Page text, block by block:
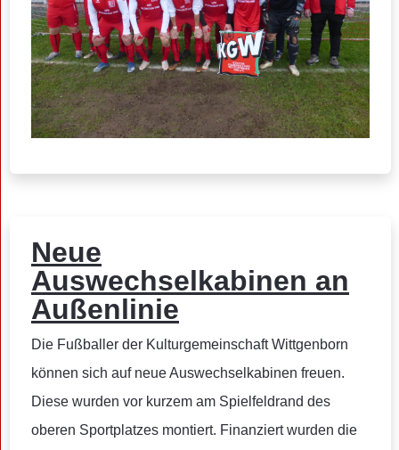
Neue
Auswechselkabinen an
Außenlinie
Die Fußballer der Kulturgemeinschaft Wittgenborn
können sich auf neue Auswechselkabinen freuen.
Diese wurden vor kurzem am Spielfeldrand des
oberen Sportplatzes montiert. Finanziert wurden die